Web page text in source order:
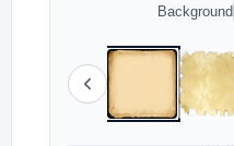
Background